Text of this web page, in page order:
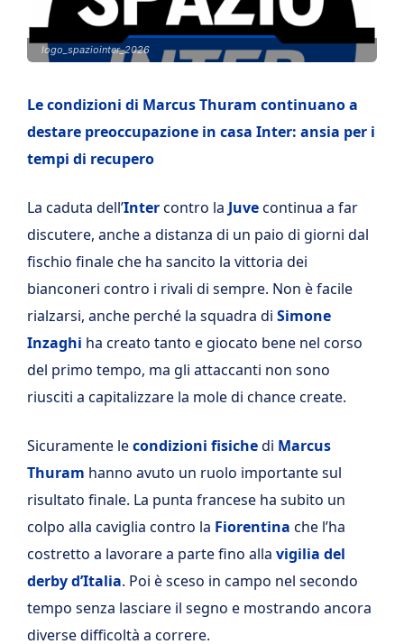
logo_spaziointer_2026
Le condizioni di Marcus Thuram continuano a
destare preoccupazione in casa Inter: ansia per i
tempi di recupero
La caduta dell’Intercontro la Juvecontinua a far
discutere, anche a distanza di un paio di giorni dal
fischio finale che ha sancito la vittoria dei
bianconeri contro i rivali di sempre. Non è facile
rialzarsi, anche perché la squadra di Simone
Inzaghi ha creato tanto e giocato bene nel corso
del primo tempo, ma gli attaccanti non sono
riusciti a capitalizzare la mole di chance create.
Sicuramente lecondizioni fisichedi Marcus
Thuram hanno avuto un ruolo importante sul
risultato finale. La punta francese ha subito un
colpo alla caviglia contro la Fiorentina che l’ha
costretto a lavorare a parte fino alla vigilia del
derby d’Italia. Poi è sceso in campo nel secondo
tempo senza lasciare il segno e mostrando ancora
diverse difficoltà a correre.